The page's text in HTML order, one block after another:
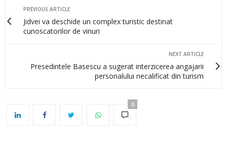
PREVIOUS ARTICLE
Jidvei va deschide un complex turistic destinat
cunoscatorilor de vinuri
NEXT ARTICLE
Presedintele Basescu a sugerat interzicerea angajarii
personalului necalificat din turism
0